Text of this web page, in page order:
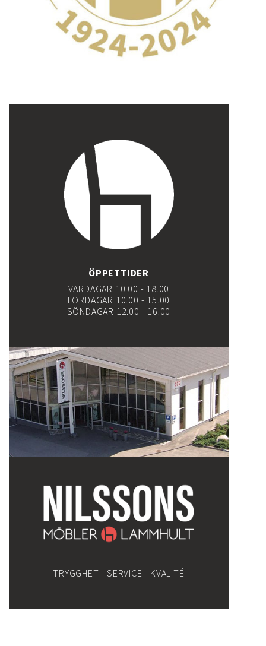
ÖPPETTIDER
VARDAGAR 10.00 - 18.00
LÖRDAGAR 10.00 - 15.00
SÖNDAGAR 12.00 - 16.00
TRYGGHET - SERVICE - KVALITÉ